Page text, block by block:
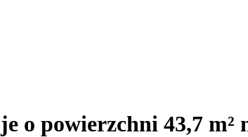
o powierzchni 43,7 m²